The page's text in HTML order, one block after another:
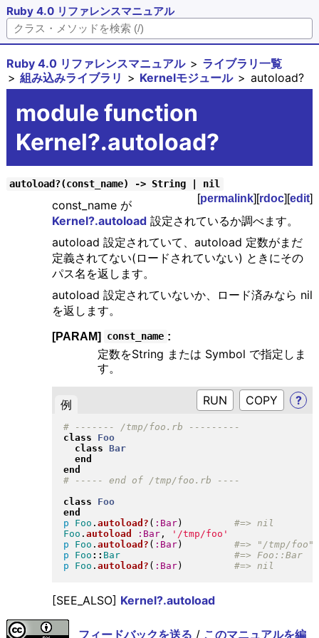
Ruby 4.0 リファレンスマニュアル
Ruby 4.0 リファレンスマニュアル
ライブラリ一覧
組み込みライブラリ
Kernelモジュール autoload?
module function
Kernel?.autoload?
autoload?(const_name) -> String | nil
[permalink][rdoc][edit]
const_name が
Kernel?.autoload設定されているか調べます。
autoload 設定されていて、autoload 定数がまだ
定義されてない(ロードされていない) ときにその
パス名を返します。
autoload 設定されていないか、ロード済みなら nil
を返します。
[PARAM] const_name :
定数をString または Symbol で指定しま
す。
例 RUN ?
class
Foo
class Bar
end
end
class
Foo
end
p
Foo . autoload? ( :Bar)
Foo . autoload :Bar,
'/tmp/foo'
p
Foo . autoload? ( :Bar)
p
Foo :: Bar
#=> Foo::Bar
p
Foo . autoload? ( :Bar)
[SEE_ALSO] Kernel?.autoload
フィードバックを送る / このマニュアルを編